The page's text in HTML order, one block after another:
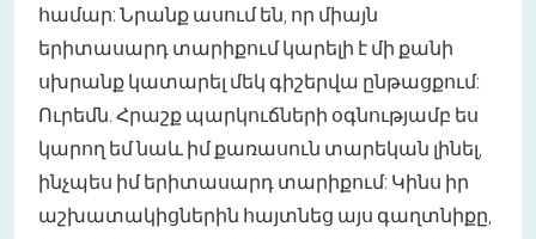
համար: Նրանք ասում են, որ միայն
երիտասարդ տարիքում կարելի է մի քանի
սխրանք կատարել մեկ գիշերվա ընթացքում:
Ուրեմն. Հրաշք պարկուճների օգնությամբ ես
կարող եմ նաև իմ քառասուն տարեկան լինել,
ինչպես իմ երիտասարդ տարիքում: Կինս իր
աշխատակիցներին հայտնեց այս գաղտնիքը,